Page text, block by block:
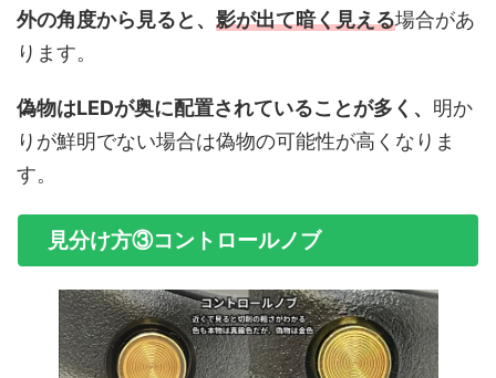
外の角度から見ると、 影が出て暗く見える場合があ
ります。
偽物はLEDが奥に配置されていることが多く、 明か
りが鮮明でない場合は偽物の可能性が高くなりま
す。
見分け方③コントロールノブ